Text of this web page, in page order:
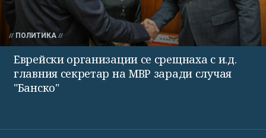
ПОЛИТИКА
Еврейски организации се срещнаха с и.д.
главния секретар на МВР заради случая
"Банско"